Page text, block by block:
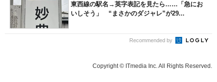
東西線の駅名→英字表記を見たら……「急にお
いしそう」 “まさかのダジャレ”が29...
Recommended by
Copyright © ITmedia Inc. All Rights Reserved.